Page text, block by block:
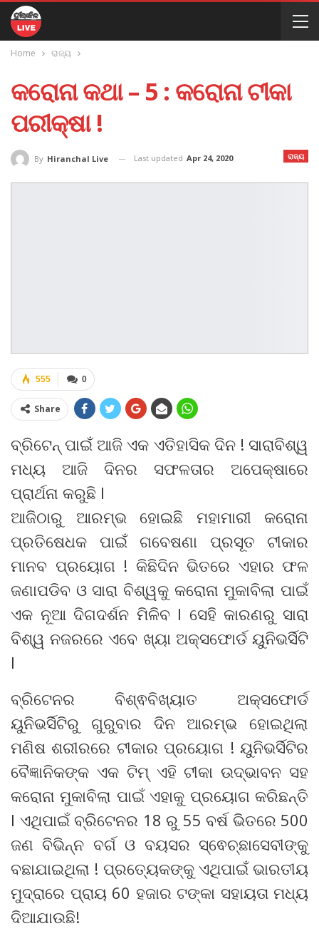
Home ରାଜ୍ୟ
କରୋନା କଥା – 5 : କରୋନା ଟୀକା
ପରୀକ୍ଷା !
ରାଜ୍ୟ
By Hiranchal Live Last updated Apr 24, 2020
0
555
Share
ବ୍ରିଟେନ୍ ପାଇଁ ଆଜି ଏକ ଏତିହାସିକ ଦିନ ! ସାରାବିଶ୍ୱ
ମଧ୍ୟ ଆଜି ଦିନର ସଫଳତାର ଅପେକ୍ଷାରେ
ପ୍ରାର୍ଥନା କରୁଛି l
ଆଜିଠାରୁ ଆରମ୍ଭ ହୋଇଛି ମହାମାରୀ କରୋନା
ପ୍ରତିଷେଧକ ପାଇଁ ଗବେଷଣା ପ୍ରସୂତ ଟୀକାର
ମାନବ ପ୍ରୟୋଗ ! କିଛିଦିନ ଭିତରେ ଏହାର ଫଳ
ଜଣାପଡିବ ଓ ସାରା ବିଶ୍ୱକୁ କରୋନା ମୁକାବିଲା ପାଇଁ
ଏକ ନୂଆ ଦିଗଦର୍ଶନ ମିଳିବ l ସେହି କାରଣରୁ ସାରା
ବିଶ୍ୱ ନଜରରେ ଏବେ ଖ୍ୟା ଅକ୍ସଫୋର୍ଡ ୟୁନିଭର୍ସିଟି
l
ବ୍ରିଟେନର ବିଶ୍ଵବିଖ୍ୟାତ ଅକ୍ସଫୋର୍ଡ
ୟୁନିଭର୍ସିଟିରୁ ଗୁରୁବାର ଦିନ ଆରମ୍ଭ ହୋଇଥିଲା
ମଣିଷ ଶରୀରରେ ଟୀକାର ପ୍ରୟୋଗ ! ୟୁନିଭର୍ସିଟିର
ବୈଜ୍ଞାନିକଙ୍କ ଏକ ଟିମ୍ ଏହି ଟୀକା ଉଦ୍ଭାବନ ସହ
କରୋନା ମୁକାବିଲା ପାଇଁ ଏହାକୁ ପ୍ରୟୋଗ କରିଛନ୍ତି
l ଏଥିପାଇଁ ବ୍ରିଟେନର 18 ରୁ 55 ବର୍ଷ ଭିତରେ 500
ଜଣ ବିଭିନ୍ନ ବର୍ଗ ଓ ବୟସର ସ୍ଵେଚ୍ଛାସେବୀଙ୍କୁ
ବଛାଯାଇଥିଲା ! ପ୍ରତ୍ୟେକଙ୍କୁ ଏଥିପାଇଁ ଭାରତୀୟ
ମୁଦ୍ରାରେ ପ୍ରାୟ 60 ହଜାର ଟଙ୍କା ସହାୟତା ମଧ୍ୟ
ଦିଆଯାଉଛି!